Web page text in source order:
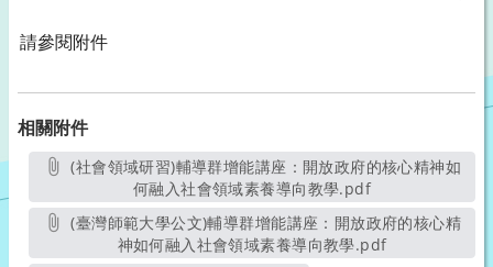
請參閱附件
相關附件
(社會領域研習)輔導群增能講座：開放政府的核心精神如
何融入社會領域素養導向教學.pdf另開新視窗
(臺灣師範大學公文)輔導群增能講座：開放政府的核心精
神如何融入社會領域素養導向教學.pdf另開新視窗